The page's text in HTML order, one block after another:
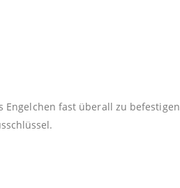
Engelchen fast überall zu befestigen